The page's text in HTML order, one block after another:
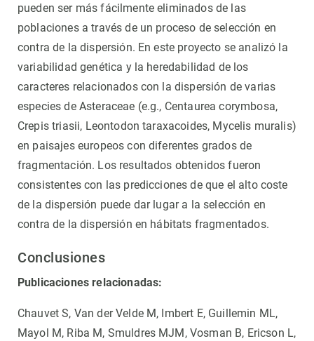
pueden ser más fácilmente eliminados de las
poblaciones a través de un proceso de selección en
contra de la dispersión. En este proyecto se analizó la
variabilidad genética y la heredabilidad de los
caracteres relacionados con la dispersión de varias
especies de Asteraceae (e.g., Centaurea corymbosa,
Crepis triasii, Leontodon taraxacoides, Mycelis muralis)
en paisajes europeos con diferentes grados de
fragmentación. Los resultados obtenidos fueron
consistentes con las predicciones de que el alto coste
de la dispersión puede dar lugar a la selección en
contra de la dispersión en hábitats fragmentados.
Conclusiones
Publicaciones relacionadas:
Chauvet S, Van der Velde M, Imbert E, Guillemin ML,
Mayol M, Riba M, Smuldres MJM, Vosman B, Ericson L,